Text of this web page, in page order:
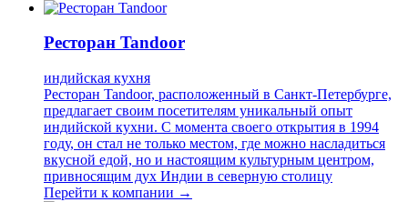
Ресторан Tandoor
индийская кухня
Ресторан Tandoor, расположенный в Санкт-Петербурге,
предлагает своим посетителям уникальный опыт
индийской кухни. С момента своего открытия в 1994
году, он стал не только местом, где можно насладиться
вкусной едой, но и настоящим культурным центром,
привносящим дух Индии в северную столицу
Перейти к компании →